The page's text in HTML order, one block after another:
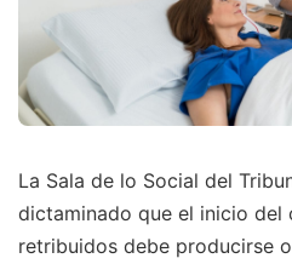
La Sala de lo Social del
dictaminado que el inicio
retribuidos debe producirse